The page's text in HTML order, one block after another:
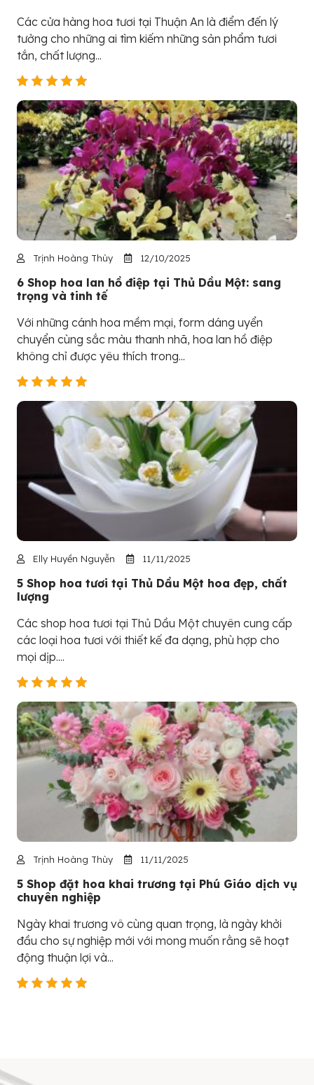
Các cửa hàng hoa tươi tại Thuận An là điểm đến lý
tưởng cho những ai tìm kiếm những sản phẩm tươi
tắn, chất lượng...
Trịnh Hoàng Thùy 12/10/2025
6 Shop hoa lan hồ điệp tại Thủ Dầu Một: sang
trọng và tinh tế
Với những cánh hoa mềm mại, form dáng uyển
chuyển cùng sắc màu thanh nhã, hoa lan hồ điệp
không chỉ được yêu thích trong...
Elly Huyền Nguyễn 11/11/2025
5 Shop hoa tươi tại Thủ Dầu Một hoa đẹp, chất
lượng
Các shop hoa tươi tại Thủ Dầu Một chuyên cung cấp
các loại hoa tươi với thiết kế đa dạng, phù hợp cho
mọi dịp....
Trịnh Hoàng Thùy 11/11/2025
5 Shop đặt hoa khai trương tại Phú Giáo dịch vụ
chuyên nghiệp
Ngày khai trương vô cùng quan trọng, là ngày khởi
đầu cho sự nghiệp mới với mong muốn rằng sẽ hoạt
động thuận lợi và...